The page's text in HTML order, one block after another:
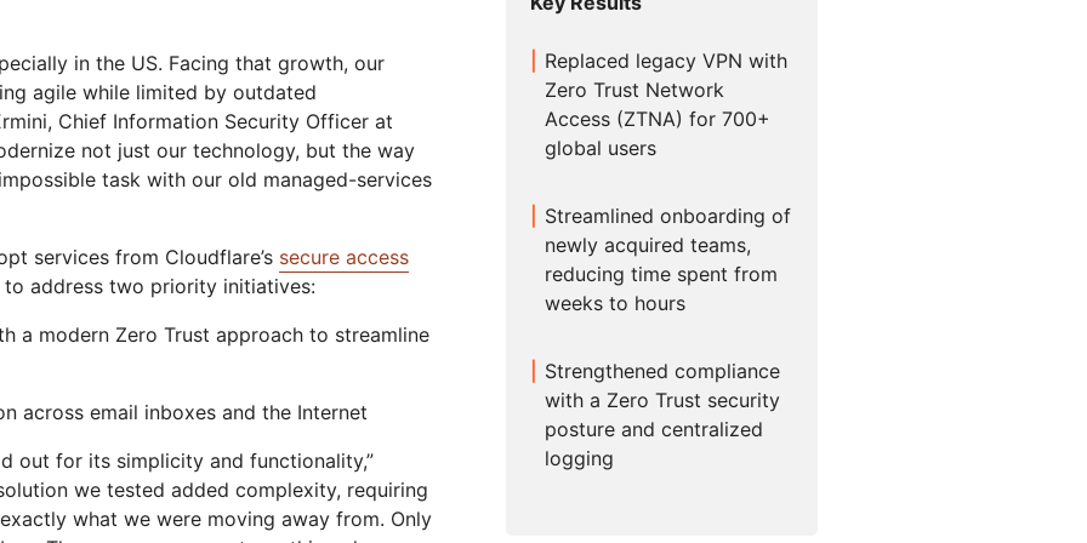
in the US. Facing that growth, our
agile while limited by outdated
Chief Information Security Officer at
not just our technology, but the way
task with our old managed-services
services from Cloudflare’s secure access
to address two priority initiatives:
a modern Zero Trust approach to streamline
across email inboxes and the Internet
out for its simplicity and functionality,”
we tested added complexity, requiring
what we were moving away from. Only
Replaced legacy VPN with
Zero Trust Network
Access (ZTNA) for 700+
global users
Streamlined onboarding of
newly acquired teams,
reducing time spent from
weeks to hours
Strengthened compliance
with a Zero Trust security
posture and centralized
logging